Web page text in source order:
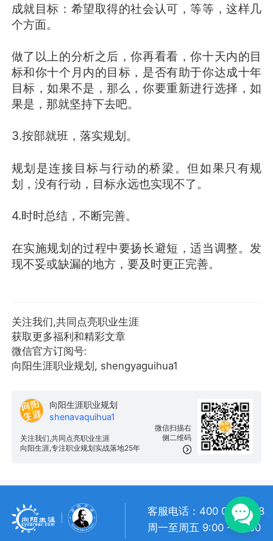
成就目标：希望取得的社会认可，等等，这样几
个方面。
做了以上的分析之后，你再看看，你十天内的目
标和你十个月内的目标，是否有助于你达成十年
目标，如果不是，那么，你要重新进行选择，如
果是，那就坚持下去吧。
3.按部就班，落实规划。
规划是连接目标与行动的桥梁。但如果只有规
划，没有行动，目标永远也实现不了。
4.时时总结，不断完善。
在实施规划的过程中要扬长避短，适当调整。发
现不妥或缺漏的地方，要及时更正完善。
关注我们,共同点亮职业生涯
获取更多福利和精彩文章
微信官方订阅号:
向阳生涯职业规划, shengyaguihua1
微信扫描右
侧二维码
向阳生涯职业规划
shenavaquihua1
关注我们,共同点亮职业生涯
向阳生涯,专注职业规划实战落地25年
客服电话：400 057 1108
周一至周五 9:00 - 18:00